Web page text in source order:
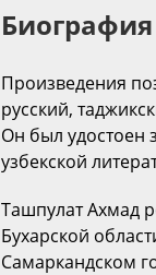
Биография
Произведения
русский,
Он был удостоен
узбекской
Ташпулат Ахмад
Бухарской
Самаркандском